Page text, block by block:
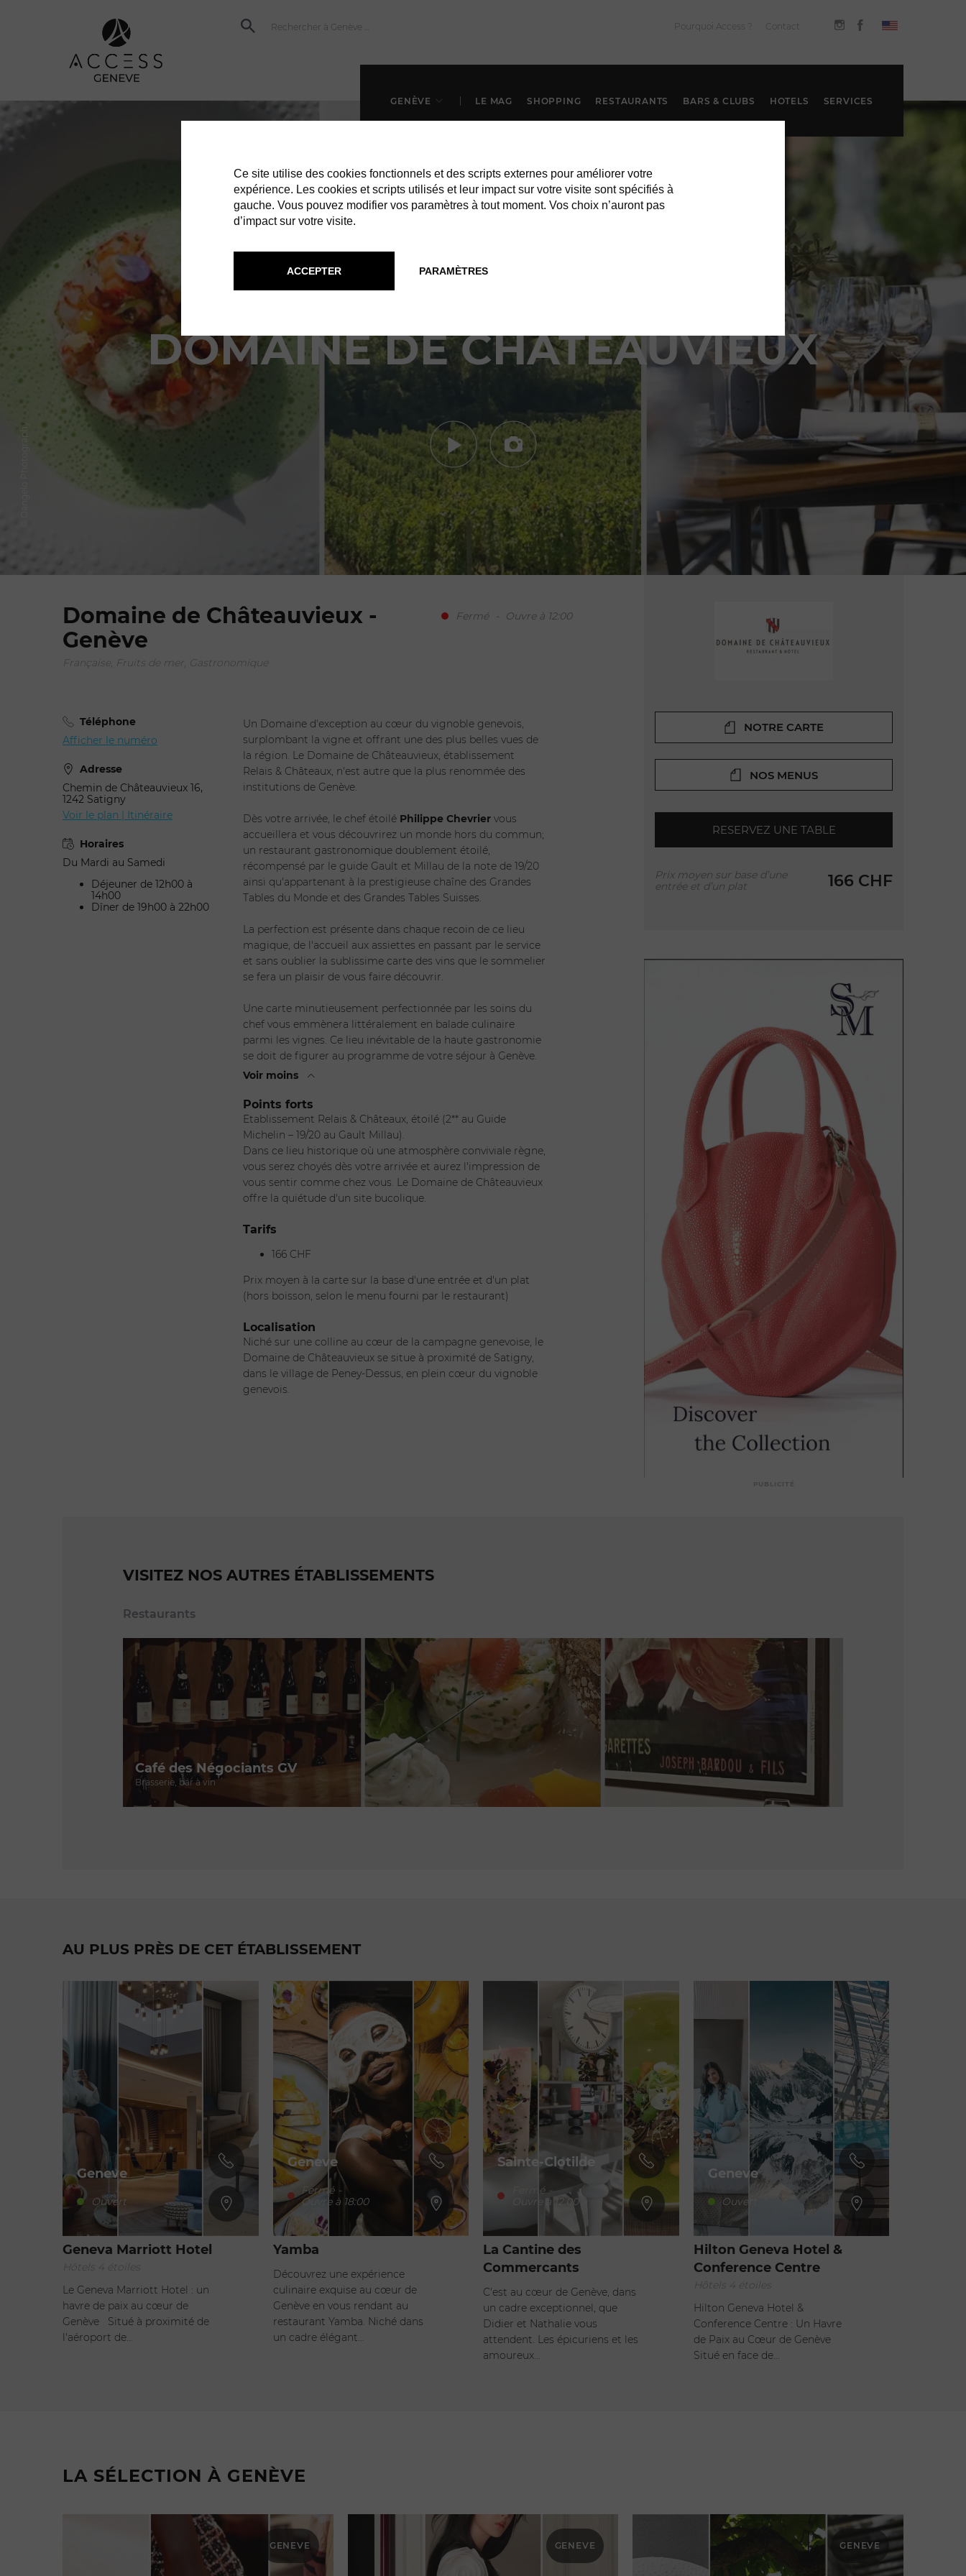
Pourquoi Access ? Contact
GENÈVE LE MAG SHOPPING RESTAURANTS BARS & CLUBS HOTELS SERVICES
© Dangelo Photography
DOMAINE DE CHÂTEAUVIEUX
Domaine de Châteauvieux -
Genève
Française, Fruits de mer, Gastronomique
Fermé Ouvre à 12:00
Téléphone
Afficher le numéro
Adresse
Chemin de Châteauvieux 16,
1242 Satigny
Voir le plan | Itinéraire
Horaires
Du Mardi au Samedi
Déjeuner de 12h00 à
14h00
Dîner de 19h00 à 22h00
Un Domaine d'exception au cœur du vignoble genevois,
surplombant la vigne et offrant une des plus belles vues de
la région. Le Domaine de Châteauvieux, établissement
Relais & Châteaux, n'est autre que la plus renommée des
institutions de Genève.
Dès votre arrivée, le chef étoilé Philippe Chevrier vous
accueillera et vous découvrirez un monde hors du commun;
un restaurant gastronomique doublement étoilé,
récompensé par le guide Gault et Millau de la note de 19/20
ainsi qu'appartenant à la prestigieuse chaîne des Grandes
Tables du Monde et des Grandes Tables Suisses.
La perfection est présente dans chaque recoin de ce lieu
magique, de l'accueil aux assiettes en passant par le service
et sans oublier la sublissime carte des vins que le sommelier
se fera un plaisir de vous faire découvrir.
Une carte minutieusement perfectionnée par les soins du
chef vous emmènera littéralement en balade culinaire
parmi les vignes. Ce lieu inévitable de la haute gastronomie
se doit de figurer au programme de votre séjour à Genève.
Voir moins
Points forts
Etablissement Relais & Châteaux, étoilé (2** au Guide
Michelin – 19/20 au Gault Millau).
Dans ce lieu historique où une atmosphère conviviale règne,
vous serez choyés dès votre arrivée et aurez l'impression de
vous sentir comme chez vous. Le Domaine de Châteauvieux
offre la quiétude d'un site bucolique.
Tarifs
166 CHF
Prix moyen à la carte sur la base d'une entrée et d'un plat
(hors boisson, selon le menu fourni par le restaurant)
Localisation
Niché sur une colline au cœur de la campagne genevoise, le
Domaine de Châteauvieux se situe à proximité de Satigny,
dans le village de Peney-Dessus, en plein cœur du vignoble
genevois.
NOTRE CARTE
NOS MENUS
RESERVEZ UNE TABLE
Prix moyen sur base d’une
entrée et d’un plat
166 CHF
PUBLICITÉ
VISITEZ NOS AUTRES ÉTABLISSEMENTS
Restaurants
Café des Négociants GV
Brasserie, bar à vin
AU PLUS PRÈS DE CET ÉTABLISSEMENT
Geneve
Ouvert
Geneva Marriott Hotel
Hôtels 4 étoiles
Le Geneva Marriott Hotel : un
havre de paix au cœur de
Genève Situé à proximité de
l'aéroport de…
Geneve
Fermé -
Ouvre à 18:00
Yamba
Découvrez une expérience
culinaire exquise au cœur de
Genève en vous rendant au
restaurant Yamba. Niché dans
un cadre élégant…
Sainte-Clotilde
Fermé -
Ouvre à 12:00
La Cantine des
Commercants
C'est au cœur de Genève, dans
un cadre exceptionnel, que
Didier et Nathalie vous
attendent. Les épicuriens et les
amoureux…
Geneve
Ouvert
Hilton Geneva Hotel &
Conference Centre
Hôtels 4 étoiles
Hilton Geneva Hotel &
Conference Centre : Un Havre
de Paix au Cœur de Genève
Situé en face de…
LA SÉLECTION À GENÈVE
GENEVE GENEVE GENEVE
Ce site utilise des cookies fonctionnels et des scripts externes pour améliorer votre
expérience. Les cookies et scripts utilisés et leur impact sur votre visite sont spécifiés à
gauche. Vous pouvez modifier vos paramètres à tout moment. Vos choix n’auront pas
d’impact sur votre visite.
PARAMÈTRES
ACCEPTER